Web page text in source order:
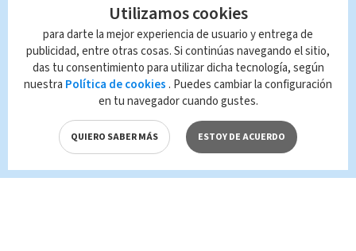
Utilizamos cookies
para darte la mejor experiencia de usuario y entrega de
publicidad, entre otras cosas. Si continúas navegando el sitio,
das tu consentimiento para utilizar dicha tecnología, según
nuestra Política de cookies . Puedes cambiar la configuración
en tu navegador cuando gustes.
QUIERO SABER MÁS ESTOY DE ACUERDO